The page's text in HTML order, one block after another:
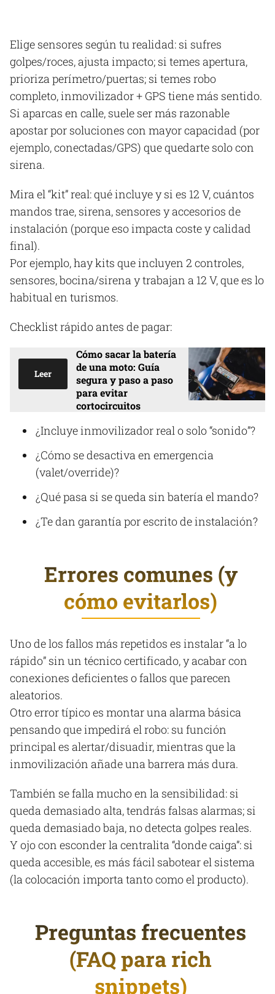
Elige sensores según tu realidad: si sufres
golpes/roces, ajusta impacto; si temes apertura,
prioriza perímetro/puertas; si temes robo
completo, inmovilizador + GPS tiene más sentido.
Si aparcas en calle, suele ser más razonable
apostar por soluciones con mayor capacidad (por
ejemplo, conectadas/GPS) que quedarte solo con
sirena.
Mira el “kit” real: qué incluye y si es 12 V, cuántos
mandos trae, sirena, sensores y accesorios de
instalación (porque eso impacta coste y calidad
final).
Por ejemplo, hay kits que incluyen 2 controles,
sensores, bocina/sirena y trabajan a 12 V, que es lo
habitual en turismos.
Checklist rápido antes de pagar:
Leer
Cómo sacar la batería
de una moto: Guía
segura y paso a paso
para evitar
cortocircuitos
¿Incluye inmovilizador real o solo “sonido”?
¿Cómo se desactiva en emergencia
(valet/override)?
¿Qué pasa si se queda sin batería el mando?
¿Te dan garantía por escrito de instalación?
Errores comunes (y
cómo evitarlos)
Uno de los fallos más repetidos es instalar “a lo
rápido” sin un técnico certificado, y acabar con
conexiones deficientes o fallos que parecen
aleatorios.
Otro error típico es montar una alarma básica
pensando que impedirá el robo: su función
principal es alertar/disuadir, mientras que la
inmovilización añade una barrera más dura.
También se falla mucho en la sensibilidad: si
queda demasiado alta, tendrás falsas alarmas; si
queda demasiado baja, no detecta golpes reales.
Y ojo con esconder la centralita “donde caiga”: si
queda accesible, es más fácil sabotear el sistema
(la colocación importa tanto como el producto).
Preguntas frecuentes
(FAQ para rich
snippets)